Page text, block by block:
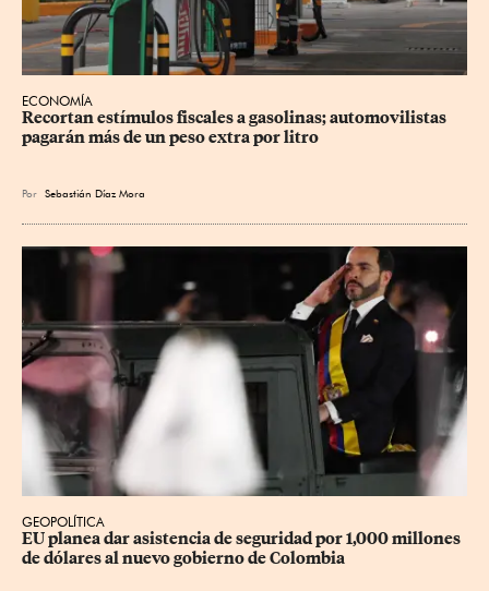
ECONOMÍA
Recortan estímulos fiscales a gasolinas; automovilistas
pagarán más de un peso extra por litro
Por Sebastián Díaz Mora
GEOPOLÍTICA
EU planea dar asistencia de seguridad por 1,000 millones
de dólares al nuevo gobierno de Colombia